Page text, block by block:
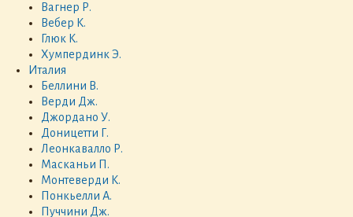
Вагнер Р.
Вебер К.
Глюк К.
Хумпердинк Э.
Италия
Беллини В.
Верди Дж.
Джордано У.
Доницетти Г.
Леонкавалло Р.
Масканьи П.
Монтеверди К.
Понкьелли А.
Пуччини Дж.